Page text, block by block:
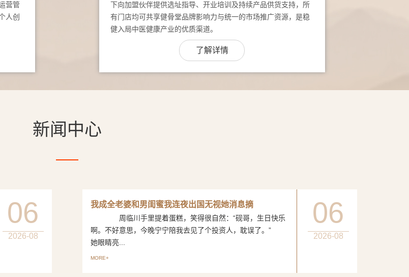
营管
人创
下向加盟伙伴提供选址指导、开业培训及持续产品供货支持，所
有门店均可共享健骨堂品牌影响力与统一的市场推广资源，是稳
健入局中医健康产业的优质渠道。
了解详情
新闻中心
06
2026-08
我成全老婆和男闺蜜我连夜出国无视她消息摘
周临川手里提着蛋糕，笑得很自然：“砚哥，生日快乐
啊。不好意思，今晚宁宁陪我去见了个投资人，耽误了。”
她眼睛亮...
MORE+
06
2026-08